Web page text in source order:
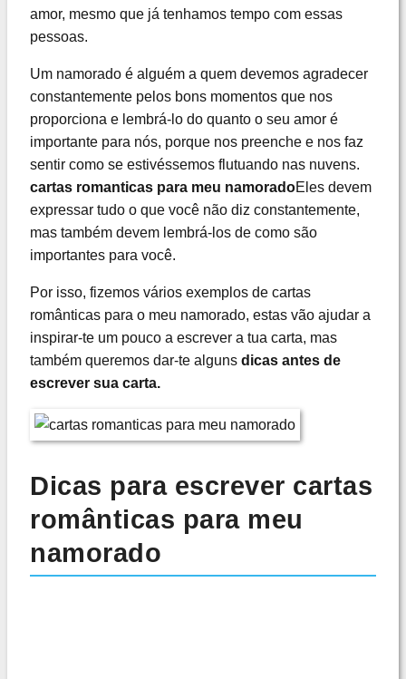
amor, mesmo que já tenhamos tempo com essas
pessoas.
Um namorado é alguém a quem devemos agradecer
constantemente pelos bons momentos que nos
proporciona e lembrá-lo do quanto o seu amor é
importante para nós, porque nos preenche e nos faz
sentir como se estivéssemos flutuando nas nuvens.
cartas romanticas para meu namoradoEles devem
expressar tudo o que você não diz constantemente,
mas também devem lembrá-los de como são
importantes para você.
Por isso, fizemos vários exemplos de cartas
românticas para o meu namorado, estas vão ajudar a
inspirar-te um pouco a escrever a tua carta, mas
também queremos dar-te alguns dicas antes de
escrever sua carta.
Dicas para escrever cartas
românticas para meu
namorado